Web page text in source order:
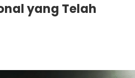
yang Telah